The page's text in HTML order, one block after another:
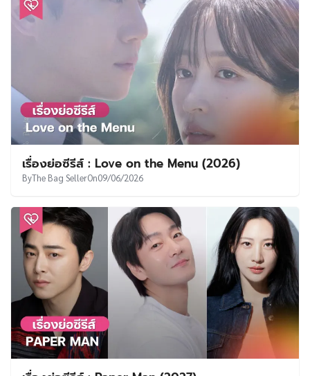
เรื่องย่อซีรีส์ : Whale Star (2027)
17/06/2026
เรื่องย่อซีรีส์ : Love Rediscovered (2026)
ByThe Bag Seller 10/06/2026